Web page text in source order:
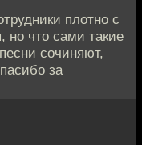
плотно с
но что сами такие
сочиняют,
за